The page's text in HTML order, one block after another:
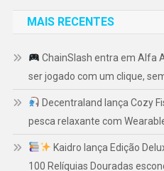
MAIS RECENTES
ChainSlash entra em Alfa
ser jogado com um clique,
Decentraland lança Cozy
pesca relaxante com
Kaidro lança Edição
100 Relíquias Douradas